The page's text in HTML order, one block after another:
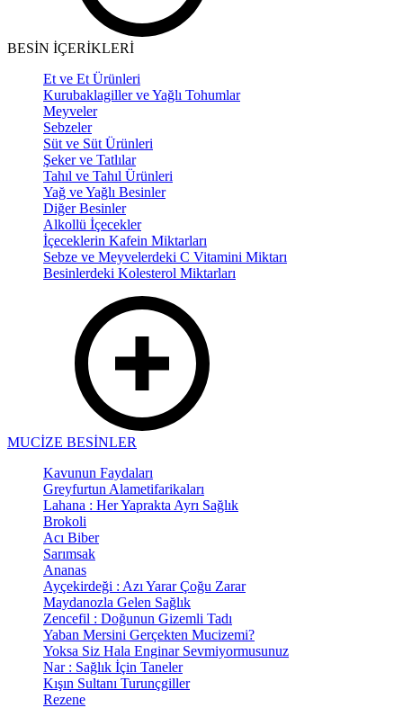
BESİN İÇERİKLERİ
Et ve Et Ürünleri
Kurubaklagiller ve Yağlı Tohumlar
Meyveler
Sebzeler
Süt ve Süt Ürünleri
Şeker ve Tatlılar
Tahıl ve Tahıl Ürünleri
Yağ ve Yağlı Besinler
Diğer Besinler
Alkollü İçecekler
İçeceklerin Kafein Miktarları
Sebze ve Meyvelerdeki C Vitamini Miktarı
Besinlerdeki Kolesterol Miktarları
MUCİZE BESİNLER
Kavunun Faydaları
Greyfurtun Alametifarikaları
Lahana : Her Yaprakta Ayrı Sağlık
Brokoli
Acı Biber
Sarımsak
Ananas
Ayçekirdeği : Azı Yarar Çoğu Zarar
Maydanozla Gelen Sağlık
Zencefil : Doğunun Gizemli Tadı
Yaban Mersini Gerçekten Mucizemi?
Yoksa Siz Hala Enginar Sevmiyormusunuz
Nar : Sağlık İçin Taneler
Kışın Sultanı Turunçgiller
Rezene